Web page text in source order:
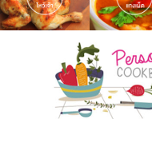
เคล็ดลับน่ารู้
เปรียบเทียบหน่
เปรียบเทียบอุณ
เปรียบเทียบน้ำ
FoodPedia
สร้าง Cookbook